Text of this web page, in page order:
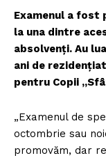
Examenul a fost
la una dintre
absolvenți. Au
ani de
pentru Copii
„Examenul de
octombrie sau
promovăm, dar